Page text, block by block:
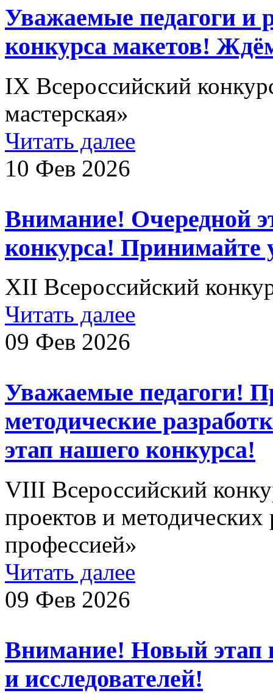
Уважаемые педагоги и
конкурса макетов!
IX Всероссийский
мастерская»
Читать далее
10 Фев 2026
Внимание! Очередной
конкурса! Принимайте
XII Всероссийский
Читать далее
09 Фев 2026
Уважаемые педагоги!
методические
этап нашего конкурса!
VIII Всероссийский
проектов и
профессией»
Читать далее
09 Фев 2026
Внимание! Новый этап
и исследователей!